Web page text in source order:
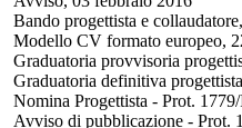
Bando progettista e
Modello CV formato europeo,
Graduatoria provvisoria
Graduatoria definitiva
Nomina Progettista - Prot.
Avviso di pubblicazione - Prot.